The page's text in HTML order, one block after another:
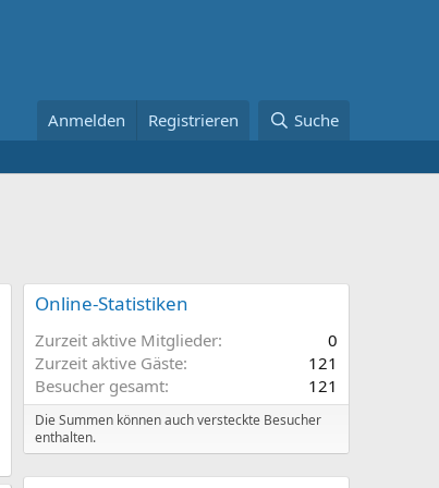
Anmelden Registrieren Suche
Online-Statistiken
Zurzeit aktive Mitglieder
0
Zurzeit aktive Gäste
121
Besucher gesamt
121
Die Summen können auch versteckte Besucher
enthalten.